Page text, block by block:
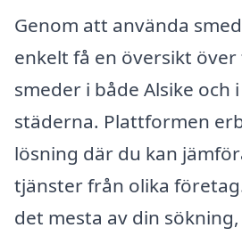
Genom att använda
enkelt få en översikt
smeder i både Alsike och
städerna. Plattformen
lösning där du kan
tjänster från olika
det mesta av din